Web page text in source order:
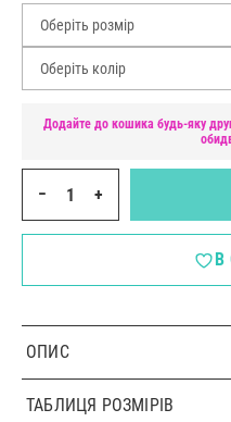
Оберіть розмір
Оберіть колір
Додайте до кошика будь-яку
− +
ОПИС
ТАБЛИЦЯ РОЗМІРІВ